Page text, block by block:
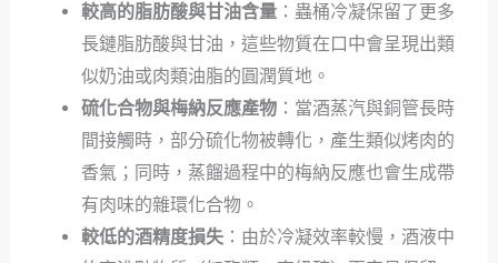
較高的脂肪酸與甘油含量：蟲桶冷凝保留了更多
長鏈脂肪酸與甘油，這些物質在口中會呈現出類
似奶油或肉類油脂的圓潤質地。
硫化合物與梅納反應產物：當酒蒸汽與銅管長時
間接觸時，部分硫化物被轉化，產生類似烤肉的
香氣；同時，蒸餾過程中的梅納反應也會生成帶
有肉味的雜環化合物。
較低的酒精度損失：由於冷凝效率較慢，酒液中